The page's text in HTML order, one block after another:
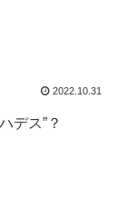
2022.10.31
デス”？